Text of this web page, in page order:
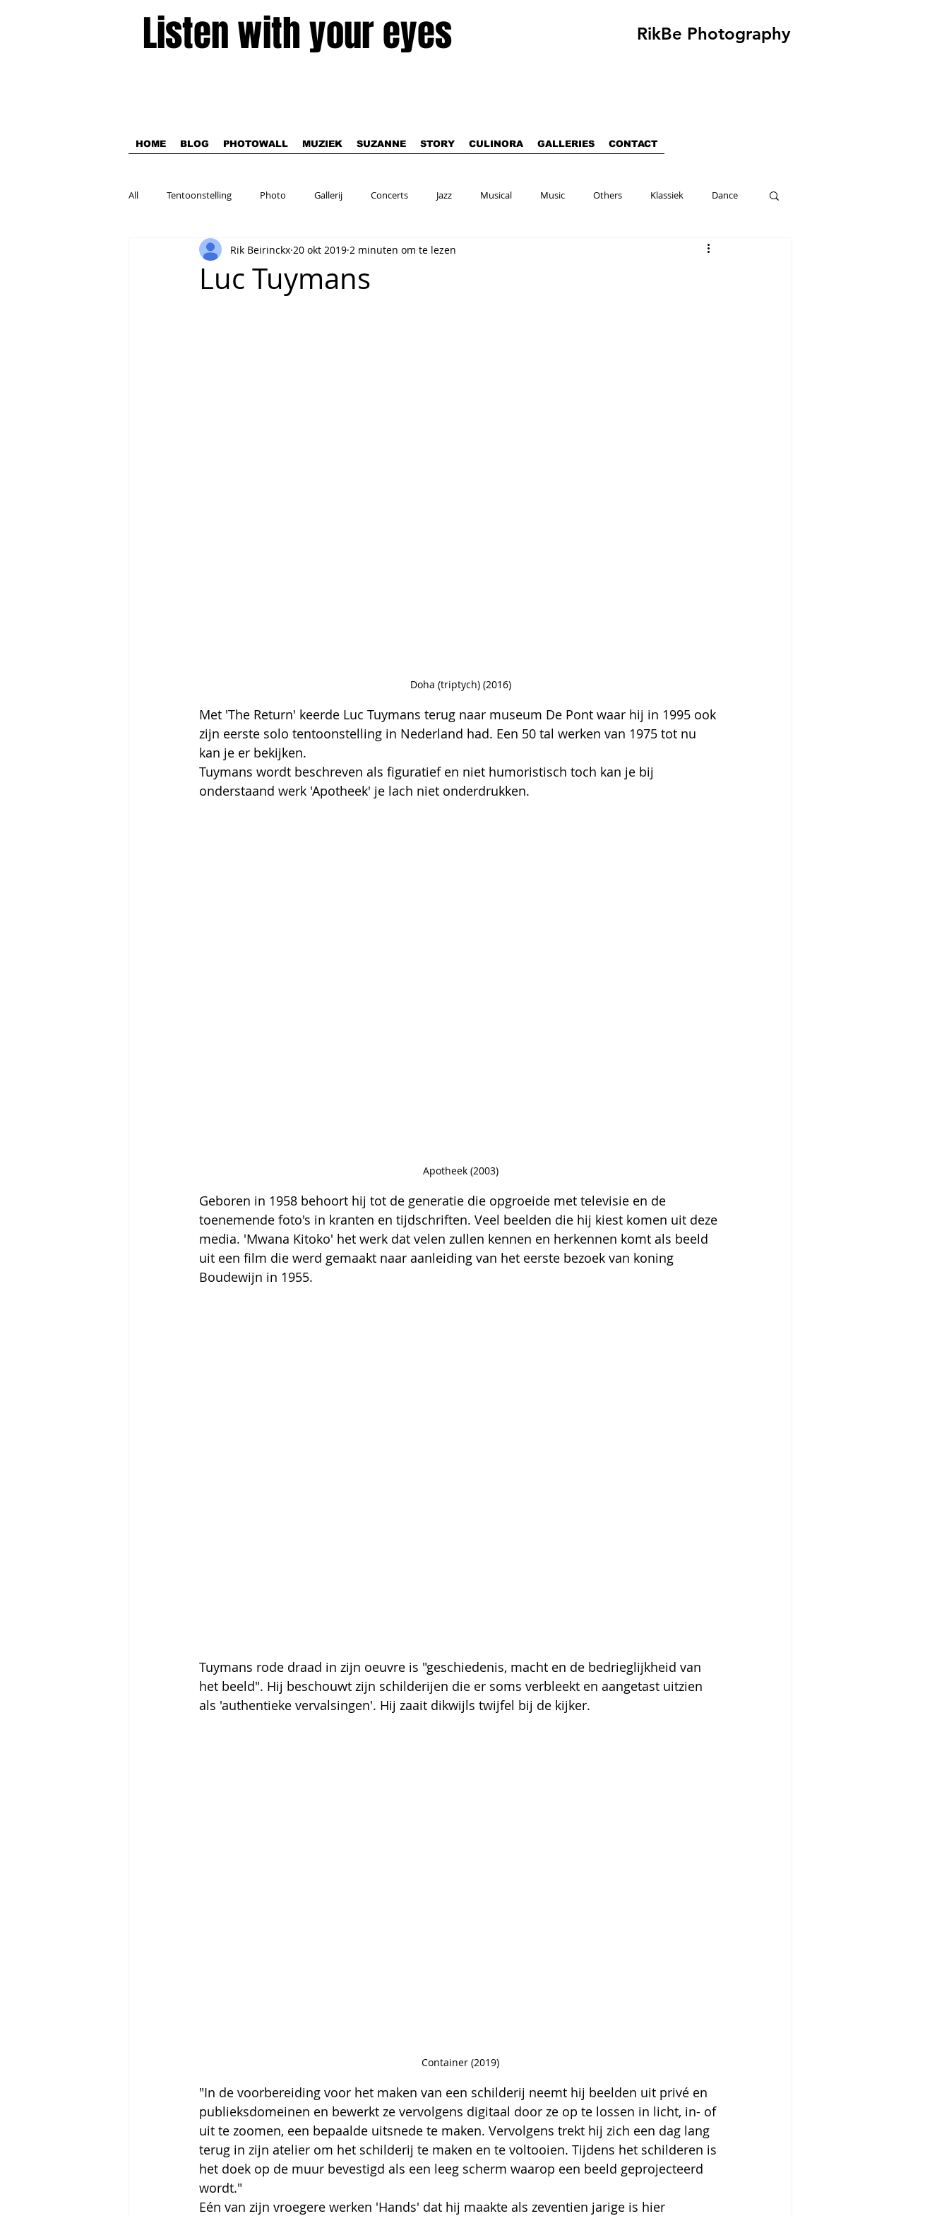
Listen with your eyes RikBe Photography
HOME BLOG PHOTOWALL MUZIEK SUZANNE STORY CULINORA GALLERIES CONTACT
All Tentoonstelling Photo Gallerij Concerts Jazz Musical Music Others Klassiek Dance
Luc Tuymans
Rik Beirinckx 20 okt 2019 2 minuten om te lezen
Doha (triptych) (2016)
Met 'The Return' keerde Luc Tuymans terug naar museum De Pont waar hij in 1995 ook
zijn eerste solo tentoonstelling in Nederland had. Een 50 tal werken van 1975 tot nu
kan je er bekijken.
Tuymans wordt beschreven als figuratief en niet humoristisch toch kan je bij
onderstaand werk 'Apotheek' je lach niet onderdrukken.
Apotheek (2003)
Geboren in 1958 behoort hij tot de generatie die opgroeide met televisie en de
toenemende foto's in kranten en tijdschriften. Veel beelden die hij kiest komen uit deze
media. 'Mwana Kitoko' het werk dat velen zullen kennen en herkennen komt als beeld
uit een film die werd gemaakt naar aanleiding van het eerste bezoek van koning
Boudewijn in 1955.
Tuymans rode draad in zijn oeuvre is "geschiedenis, macht en de bedrieglijkheid van
het beeld". Hij beschouwt zijn schilderijen die er soms verbleekt en aangetast uitzien
als 'authentieke vervalsingen'. Hij zaait dikwijls twijfel bij de kijker.
Container (2019)
"In de voorbereiding voor het maken van een schilderij neemt hij beelden uit privé en
publieksdomeinen en bewerkt ze vervolgens digitaal door ze op te lossen in licht, in- of
uit te zoomen, een bepaalde uitsnede te maken. Vervolgens trekt hij zich een dag lang
terug in zijn atelier om het schilderij te maken en te voltooien. Tijdens het schilderen is
het doek op de muur bevestigd als een leeg scherm waarop een beeld geprojecteerd
wordt."
Eén van zijn vroegere werken 'Hands' dat hij maakte als zeventien jarige is hier